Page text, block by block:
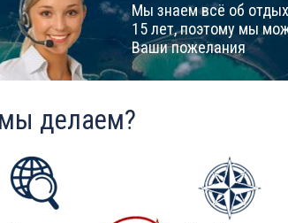
Мы знаем всё об
15 лет, поэтому мы
Ваши пожелания
делаем?